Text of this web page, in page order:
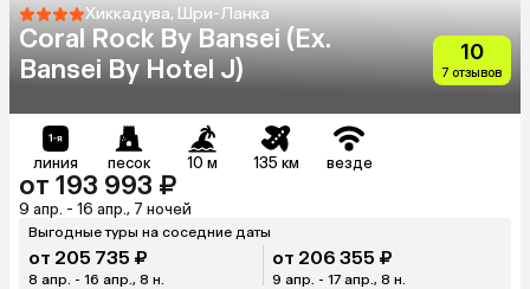
Хиккадува, Шри-Ланка
Coral Rock By Bansei (Ex.
Bansei By Hotel J)
10
7 отзывов
линия песок 10 м 135 км везде
от 193 993 ₽
9 апр. - 16 апр., 7 ночей
Выгодные туры на соседние даты
от 205 735 ₽
8 апр. - 16 апр., 8 н.
от 206 355 ₽
9 апр. - 17 апр., 8 н.